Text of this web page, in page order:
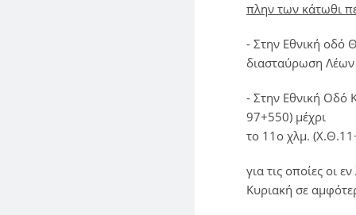
πλην των κάτωθι
- Στην Εθνική οδό
διασταύρωση
- Στην Εθνική Οδό
97+550) μέχρι
το 11ο χλμ.
για τις οποίες οι
Κυριακή σε